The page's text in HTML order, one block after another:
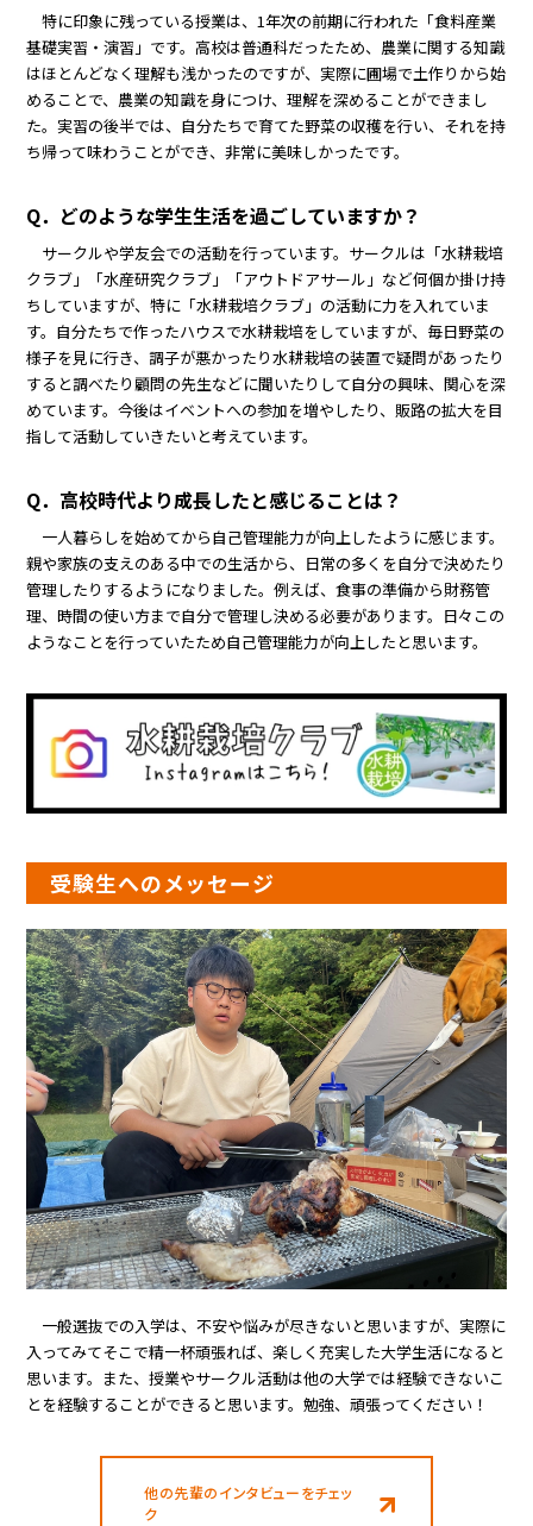
特に印象に残っている授業は、1年次の前期に行われた「食料産業
基礎実習・演習」です。高校は普通科だったため、農業に関する知識
はほとんどなく理解も浅かったのですが、実際に圃場で土作りから始
めることで、農業の知識を身につけ、理解を深めることができまし
た。実習の後半では、自分たちで育てた野菜の収穫を行い、それを持
ち帰って味わうことができ、非常に美味しかったです。
Q．どのような学生生活を過ごしていますか？
サークルや学友会での活動を行っています。サークルは「水耕栽培
クラブ」「水産研究クラブ」「アウトドアサール」など何個か掛け持
ちしていますが、特に「水耕栽培クラブ」の活動に力を入れていま
す。自分たちで作ったハウスで水耕栽培をしていますが、毎日野菜の
様子を見に行き、調子が悪かったり水耕栽培の装置で疑問があったり
すると調べたり顧問の先生などに聞いたりして自分の興味、関心を深
めています。今後はイベントへの参加を増やしたり、販路の拡大を目
指して活動していきたいと考えています。
Q．高校時代より成長したと感じることは？
一人暮らしを始めてから自己管理能力が向上したように感じます。
親や家族の支えのある中での生活から、日常の多くを自分で決めたり
管理したりするようになりました。例えば、食事の準備から財務管
理、時間の使い方まで自分で管理し決める必要があります。日々この
ようなことを行っていたため自己管理能力が向上したと思います。
受験生へのメッセージ
一般選抜での入学は、不安や悩みが尽きないと思いますが、実際に
入ってみてそこで精一杯頑張れば、楽しく充実した大学生活になると
思います。また、授業やサークル活動は他の大学では経験できないこ
とを経験することができると思います。勉強、頑張ってください！
他の先輩のインタビューをチェッ
ク